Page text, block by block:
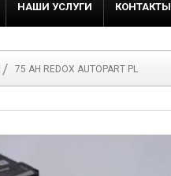
НАШИ УСЛУГИ КОНТАКТЫ
75 АH REDOX AUTOPART PL